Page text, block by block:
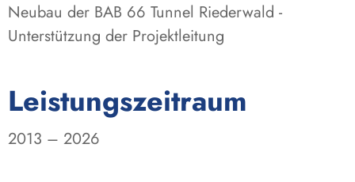
Neubau der BAB 66 Tunnel Riederwald -
Unterstützung der Projektleitung
Leistungszeitraum
2013 – 2026